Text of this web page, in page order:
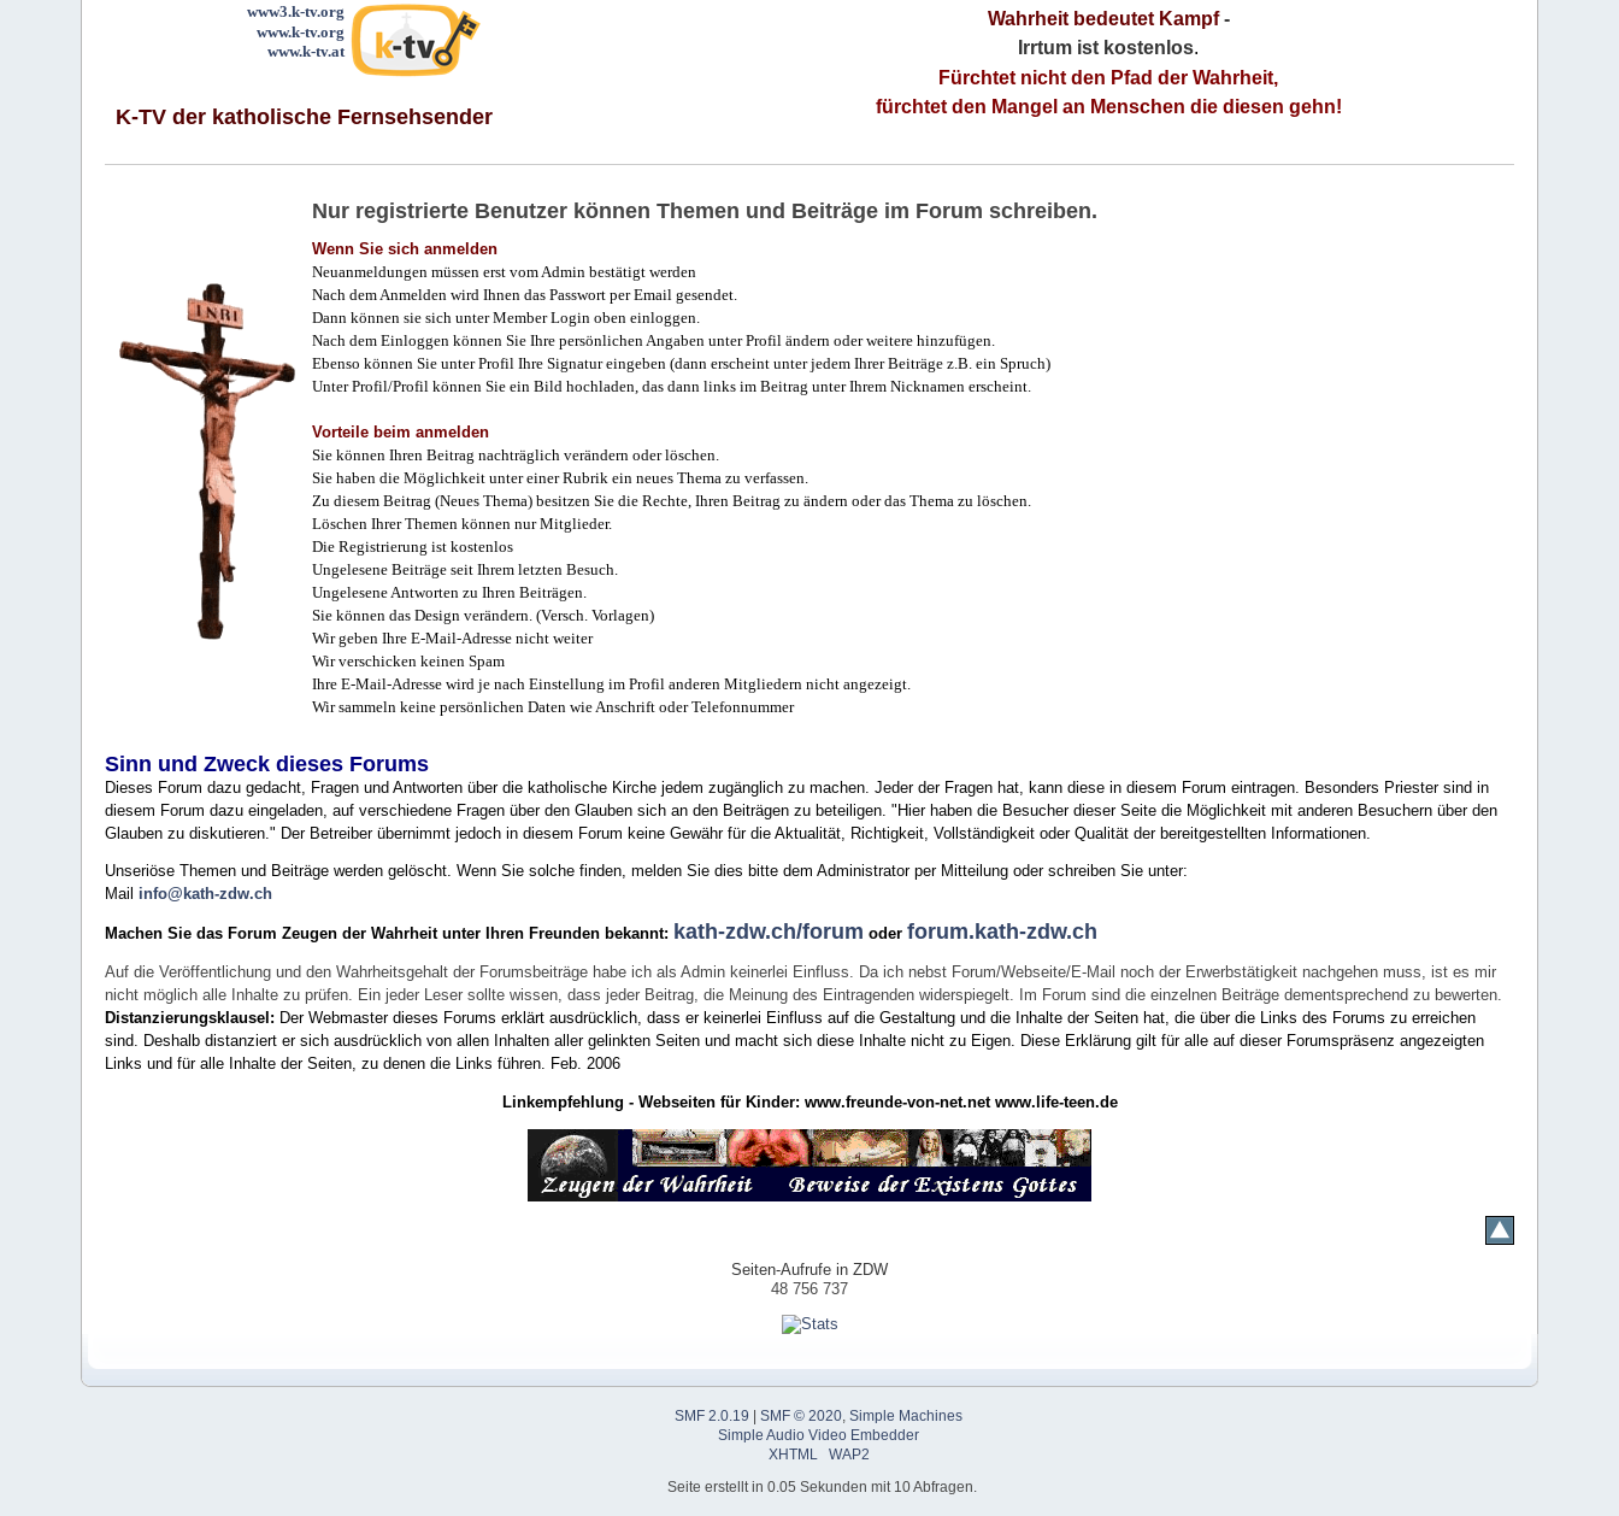
www3.k-tv.org
www.k-tv.org
www.k-tv.at
K-TV der katholische Fernsehsender
Wahrheit bedeutet Kampf-
Irrtum ist kostenlos.
Fürchtet nicht den Pfad der Wahrheit,
fürchtet den Mangel an Menschen die diesen gehn!
Nur registrierte Benutzer können Themen und Beiträge im Forum schreiben.
Wenn Sie sich anmelden
Neuanmeldungen müssen erst vom Admin bestätigt werden
Nach dem Anmelden wird Ihnen das Passwort per Email gesendet.
Dann können sie sich unter Member Login oben einloggen.
Nach dem Einloggen können Sie Ihre persönlichen Angaben unter Profil ändern oder weitere hinzufügen.
Ebenso können Sie unter Profil Ihre Signatur eingeben (dann erscheint unter jedem Ihrer Beiträge z.B. ein Spruch)
Unter Profil/Profil können Sie ein Bild hochladen, das dann links im Beitrag unter Ihrem Nicknamen erscheint.
Vorteile beim anmelden
Sie können Ihren Beitrag nachträglich verändern oder löschen.
Sie haben die Möglichkeit unter einer Rubrik ein neues Thema zu verfassen.
Zu diesem Beitrag (Neues Thema) besitzen Sie die Rechte, Ihren Beitrag zu ändern oder das Thema zu löschen.
Löschen Ihrer Themen können nur Mitglieder.
Die Registrierung ist kostenlos
Ungelesene Beiträge seit Ihrem letzten Besuch.
Ungelesene Antworten zu Ihren Beiträgen.
Sie können das Design verändern. (Versch. Vorlagen)
Wir geben Ihre E-Mail-Adresse nicht weiter
Wir verschicken keinen Spam
Ihre E-Mail-Adresse wird je nach Einstellung im Profil anderen Mitgliedern nicht angezeigt.
Wir sammeln keine persönlichen Daten wie Anschrift oder Telefonnummer
Sinn und Zweck dieses Forums
Dieses Forum dazu gedacht, Fragen und Antworten über die katholische Kirche jedem zugänglich zu machen. Jeder der Fragen hat, kann diese in diesem Forum eintragen. Besonders Priester sind in
diesem Forum dazu eingeladen, auf verschiedene Fragen über den Glauben sich an den Beiträgen zu beteiligen. "Hier haben die Besucher dieser Seite die Möglichkeit mit anderen Besuchern über den
Glauben zu diskutieren." Der Betreiber übernimmt jedoch in diesem Forum keine Gewähr für die Aktualität, Richtigkeit, Vollständigkeit oder Qualität der bereitgestellten Informationen.
Unseriöse Themen und Beiträge werden gelöscht. Wenn Sie solche finden, melden Sie dies bitte dem Administrator per Mitteilung oder schreiben Sie unter:
Mail info@kath-zdw.ch
Machen Sie das Forum Zeugen der Wahrheit unter Ihren Freunden bekannt: kath-zdw.ch/forum oderforum.kath-zdw.ch
Auf die Veröffentlichung und den Wahrheitsgehalt der Forumsbeiträge habe ich als Admin keinerlei Einfluss. Da ich nebst Forum/Webseite/E-Mail noch der Erwerbstätigkeit nachgehen muss, ist es mir
nicht möglich alle Inhalte zu prüfen. Ein jeder Leser sollte wissen, dass jeder Beitrag, die Meinung des Eintragenden widerspiegelt. Im Forum sind die einzelnen Beiträge dementsprechend zu bewerten.
Distanzierungsklausel: Der Webmaster dieses Forums erklärt ausdrücklich, dass er keinerlei Einfluss auf die Gestaltung und die Inhalte der Seiten hat, die über die Links des Forums zu erreichen
sind. Deshalb distanziert er sich ausdrücklich von allen Inhalten aller gelinkten Seiten und macht sich diese Inhalte nicht zu Eigen.
Diese Erklärung gilt für alle auf dieser Forumspräsenz angezeigten
Links und für alle Inhalte der Seiten, zu denen die Links führen.
Feb. 2006
Linkempfehlung - Webseiten für Kinder: www.freunde-von-net.net www.life-teen.de
Seiten-Aufrufe in ZDW
48 756 737
SMF 2.0.19 SMF © 2020 Simple Machines
Simple Audio Video Embedder
XHTML
WAP2
Seite erstellt in 0.05 Sekunden mit 10 Abfragen.